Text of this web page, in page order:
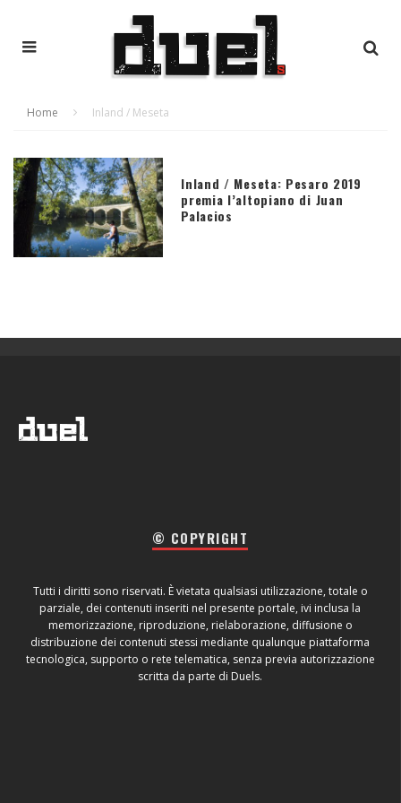
Home Inland / Meseta
Inland / Meseta: Pesaro 2019
premia l’altopiano di Juan
Palacios
© COPYRIGHT
Tutti i diritti sono riservati. È vietata qualsiasi utilizzazione, totale o
parziale, dei contenuti inseriti nel presente portale, ivi inclusa la
memorizzazione, riproduzione, rielaborazione, diffusione o
distribuzione dei contenuti stessi mediante qualunque piattaforma
tecnologica, supporto o rete telematica, senza previa autorizzazione
scritta da parte di Duels.